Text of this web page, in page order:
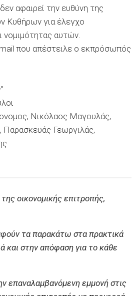
αφαιρεί την ευθύνη της
Κυθήρων για έλεγχο
νομιμότητας αυτών.
που απέστειλε ο εκπρόσωπός
Νικόλαος Μαγουλάς,
Παρασκευάς Γεωργιλάς,
οικονομικής επιτροπής,
τα παρακάτω στα πρακτικά
και στην απόφαση για το κάθε
επαναλαμβανόμενη εμμονή στις